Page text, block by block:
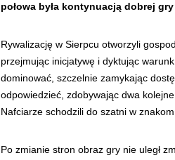
połowa była kontynuacją dobrej
Rywalizację w Sierpcu otworzyli
przejmując inicjatywę i dyktując
dominować, szczelnie zamykając
odpowiedzieć, zdobywając dwa
Nafciarze schodzili do szatni w
Po zmianie stron obraz gry nie uległ